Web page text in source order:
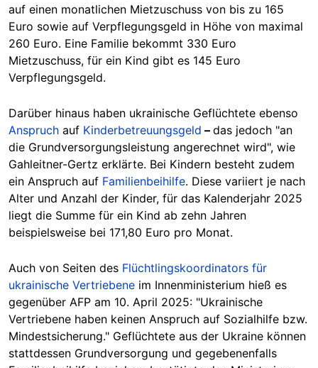
auf einen monatlichen Mietzuschuss von bis zu 165
Euro sowie auf Verpflegungsgeld in Höhe von maximal
260 Euro. Eine Familie bekommt 330 Euro
Mietzuschuss, für ein Kind gibt es 145 Euro
Verpflegungsgeld.
Darüber hinaus haben ukrainische Geflüchtete ebenso
Anspruch auf Kinderbetreuungsgeld – das jedoch "an
die Grundversorgungsleistung angerechnet wird", wie
Gahleitner-Gertz erklärte. Bei Kindern besteht zudem
ein Anspruch auf Familienbeihilfe. Diese variiert je nach
Alter und Anzahl der Kinder, für das Kalenderjahr 2025
liegt die Summe für ein Kind ab zehn Jahren
beispielsweise bei 171,80 Euro pro Monat.
Auch von Seiten des Flüchtlingskoordinators für
ukrainische Vertriebene im Innenministerium hieß es
gegenüber AFP am 10. April 2025: "Ukrainische
Vertriebene haben keinen Anspruch auf Sozialhilfe bzw.
Mindestsicherung." Geflüchtete aus der Ukraine können
stattdessen Grundversorgung und gegebenenfalls